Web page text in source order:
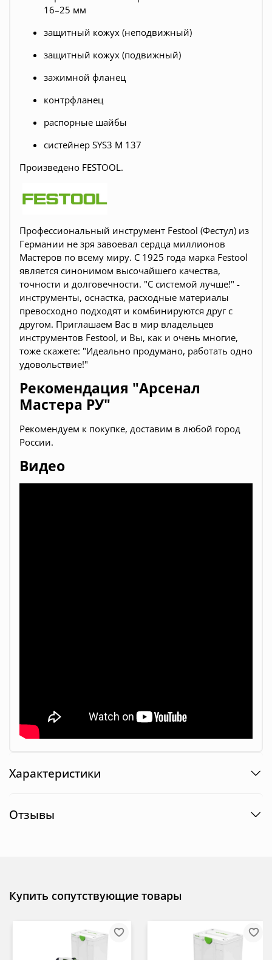
16–25 мм
защитный кожух (неподвижный)
защитный кожух (подвижный)
зажимной фланец
контрфланец
распорные шайбы
систейнер SYS3 M 137
Произведено FESTOOL.
Профессиональный инструмент Festool (Фестул) из
Германии не зря завоевал сердца миллионов
Мастеров по всему миру. С 1925 года марка Festool
является синонимом высочайшего качества,
точности и долговечности. "С системой лучше!" -
инструменты, оснастка, расходные материалы
превосходно подходят и комбинируются друг с
другом. Приглашаем Вас в мир владельцев
инструментов Festool, и Вы, как и очень многие,
тоже скажете: "Идеально продумано, работать одно
удовольствие!"
Рекомендация "Арсенал
Мастера РУ"
Рекомендуем к покупке, доставим в любой город
России.
Видео
Характеристики
Отзывы
Купить сопутствующие товары